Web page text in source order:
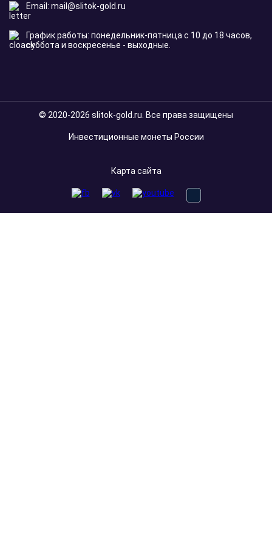
Email: mail@slitok-gold.ru
График работы: понедельник-пятница с 10 до 18 часов,
суббота и воскресенье - выходные.
© 2020-2026 slitok-gold.ru. Все права защищены
Инвестиционные монеты России
Карта сайта